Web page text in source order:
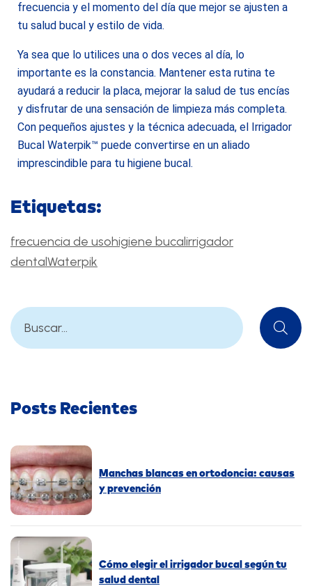
frecuencia y el momento del día que mejor se ajusten a
tu salud bucal y estilo de vida.
Ya sea que lo utilices una o dos veces al día, lo
importante es la constancia. Mantener esta rutina te
ayudará a reducir la placa, mejorar la salud de tus encías
y disfrutar de una sensación de limpieza más completa.
Con pequeños ajustes y la técnica adecuada, el Irrigador
Bucal Waterpik™ puede convertirse en un aliado
imprescindible para tu higiene bucal.
Etiquetas:
frecuencia de usohigiene bucalirrigador
dentalWaterpik
Posts Recientes
Manchas blancas en ortodoncia: causas
y prevención
Cómo elegir el irrigador bucal según tu
salud dental